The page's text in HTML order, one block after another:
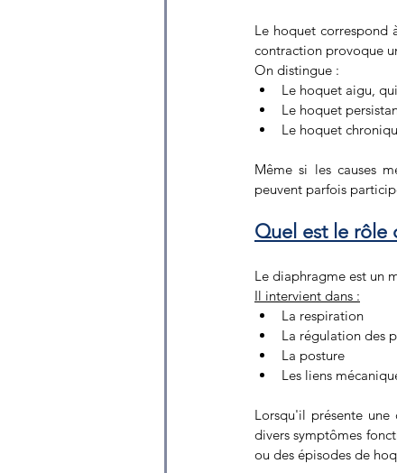
Le hoquet correspond
contraction provoque
On distingue :
Le hoquet aigu,
Le hoquet
Le hoquet
Même si les causes
peuvent parfois
Quel est le rôle
Le diaphragme est un
Il intervient dans :
La respiration
La régulation des
La posture
Les liens
Lorsqu'il présente
divers symptômes
ou des épisodes de